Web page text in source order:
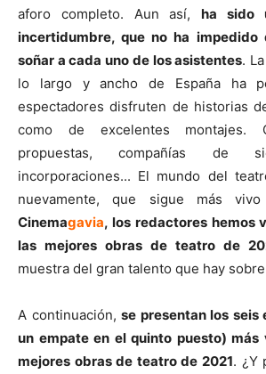
aforo completo. Aun así,ha sido
incertidumbre, que no ha impedido
soñar a cada uno de los asistentes.
lo largo y ancho de España ha
espectadores disfruten de historias
como de excelentes montajes.
propuestas, compañías de
incorporaciones... El mundo del
nuevamente, que sigue más
Cinemagavia, los redactores hemos
las mejores obras de teatro de
muestra del gran talento que hay
A continuación,se presentan los seis
un empate en el quinto puesto)
mejores obras de teatro de 2021. ¿Y